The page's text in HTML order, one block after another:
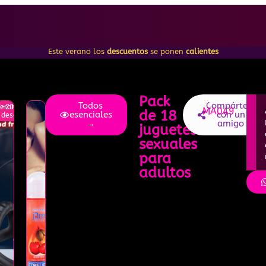
Este verano los descuentosse ponen calientes
-20%
descuento
Todos
esenciales
→
Pack
de 18
juguetes
sexuales
para
adultos
Compártelo
con un
amigo
Referencia:
MA049